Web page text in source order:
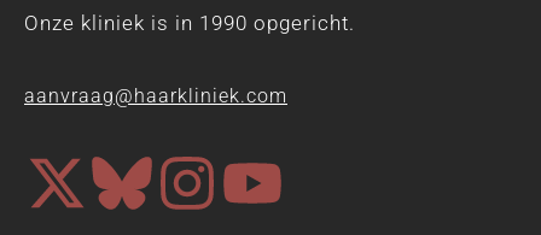
Onze kliniek is in 1990 opgericht.
aanvraag@haarkliniek.com